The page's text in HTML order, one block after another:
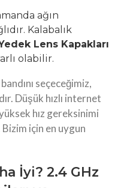
ağın
Kalabalık
Lens Kapakları
olabilir.
seçeceğimiz,
Düşük hızlı internet
hız gereksinimi
için en uygun
İyi? 2.4 GHz